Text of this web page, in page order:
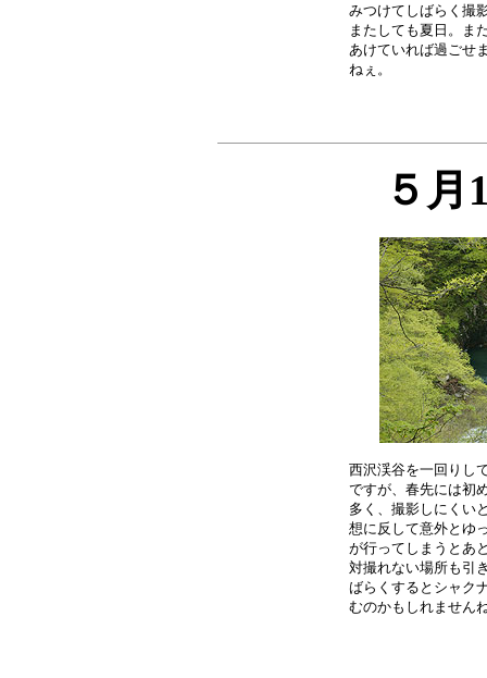
みつけてしばらく撮
またしても夏日。ま
あけていれば過ごせ
５月
西沢渓谷を一回りし
ですが、春先には初
多く、撮影しにくい
想に反して意外とゆ
が行ってしまうとあ
対撮れない場所も引
ばらくするとシャク